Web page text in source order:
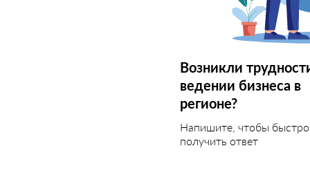
Возникли
ведении бизнеса в
регионе?
Напишите, чтобы быстро
получить ответ